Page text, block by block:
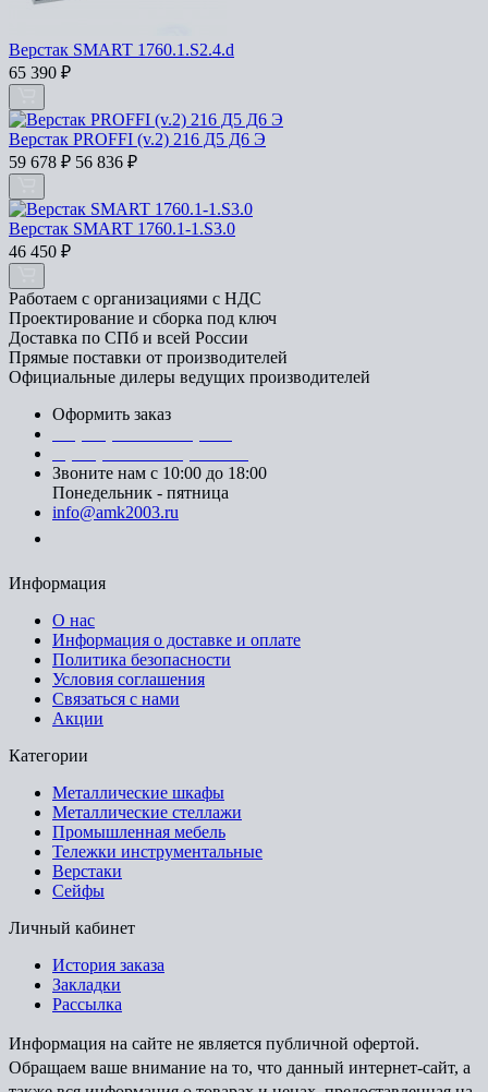
Верстак SMART 1760.1.S2.4.d
65 390 ₽
Верстак PROFFI (v.2) 216 Д5 Д6 Э
59 678 ₽ 56 836 ₽
Верстак SMART 1760.1-1.S3.0
46 450 ₽
Работаем с организациями с НДС
Проектирование и сборка под ключ
Доставка по СПб и всей России
Прямые поставки от производителей
Официальные дилеры ведущих производителей
Оформить заказ
Звоните нам с 10:00 до 18:00
Понедельник - пятница
info@amk2003.ru
Информация
О нас
Информация о доставке и оплате
Политика безопасности
Условия соглашения
Связаться с нами
Акции
Категории
Металлические шкафы
Металлические стеллажи
Промышленная мебель
Тележки инструментальные
Верстаки
Сейфы
Личный кабинет
История заказа
Закладки
Рассылка
Информация на сайте не является публичной офертой.
Обращаем ваше внимание на то, что данный интернет-сайт, а